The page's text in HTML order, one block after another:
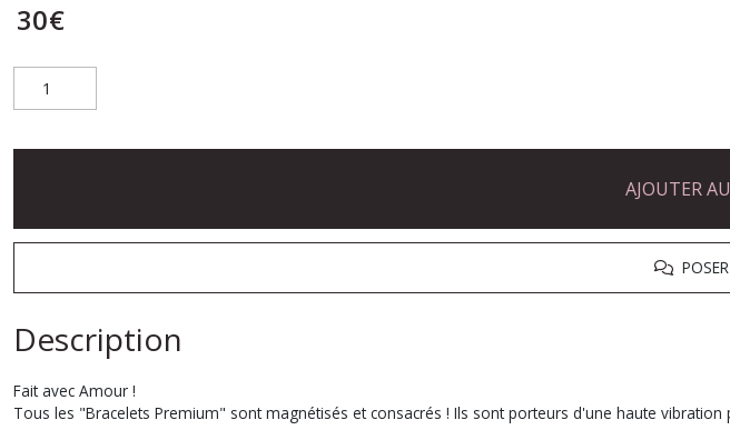
30€
AJOUTER
POSER
Description
Fait avec Amour !
Tous les "Bracelets Premium" sont magnétisés et consacrés ! Ils sont porteurs d'une haute